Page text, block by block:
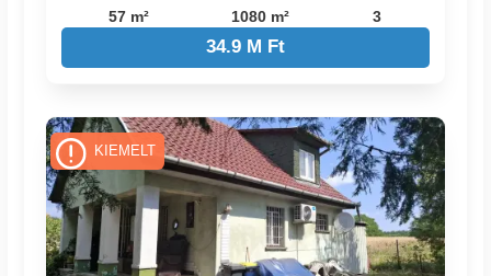
57 m² 1080 m² 3
34.9 M Ft
KIEMELT